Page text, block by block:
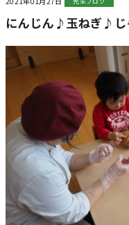
にんじん♪玉ねぎ♪